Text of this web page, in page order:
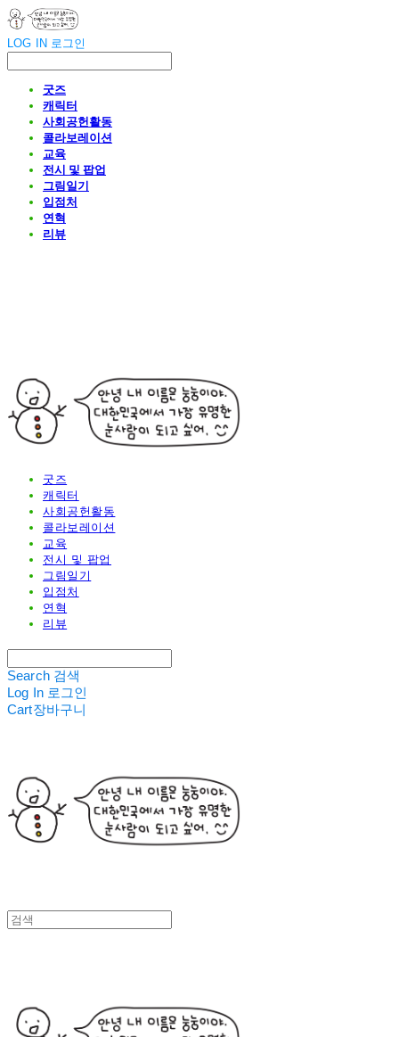
LOG IN 로그인
굿즈
캐릭터
사회공헌활동
콜라보레이션
교육
전시 및 팝업
그림일기
입점처
연혁
리뷰
굿즈
캐릭터
사회공헌활동
콜라보레이션
교육
전시 및 팝업
그림일기
입점처
연혁
리뷰
Search 검색
Log In 로그인
Cart장바구니